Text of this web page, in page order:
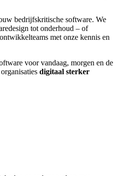
bedrijfskritische software. We
tot onderhoud – of
met onze kennis en
voor vandaag, morgen en de
digitaal sterker